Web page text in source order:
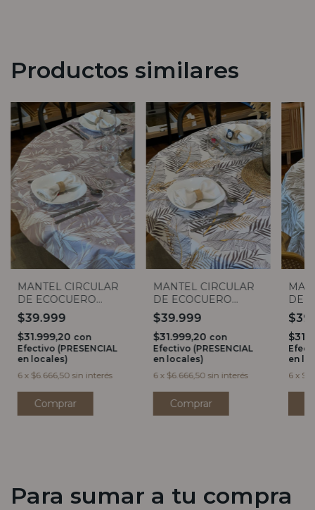
Productos similares
MANTEL CIRCULAR
DE ECOCUERO
ESTRELITZIA 1,40
$39.999
$31.999,20 con
Efectivo (PRESENCIAL
en locales)
6 x $6.666,50 sin interés
Comprar
MANTEL CIRCULAR
DE ECOCUERO
PALMERAS 1,40
$39.999
$31.999,20 con
Efectivo (PRESENCIAL
en locales)
6 x $6.666,50 sin interés
Comprar
DE
1,40
en
6 x
Para sumar a tu compra